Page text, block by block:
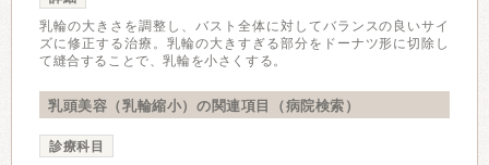
乳輪の大きさを調整し、バスト全体に対してバランスの良いサイ
ズに修正する治療。乳輪の大きすぎる部分をドーナツ形に切除し
て縫合することで、乳輪を小さくする。
乳頭美容（乳輪縮小）の関連項目（病院検索）
診療科目